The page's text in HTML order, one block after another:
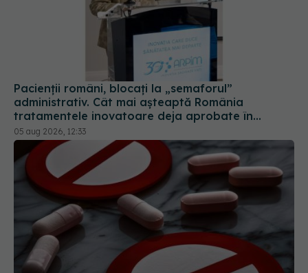
Pacienții români, blocați la „semaforul”
administrativ. Cât mai așteaptă România
tratamentele inovatoare deja aprobate în
Europa
05 aug 2026, 12:33